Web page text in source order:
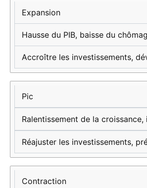
cycle
économique
économiques
recommandées
Expansion
Hausse du PIB, baisse du
Accroître les investissements,
Pic
Ralentissement de la
Réajuster les investissements,
Contraction